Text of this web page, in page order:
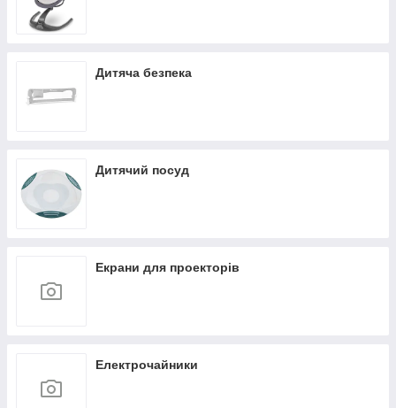
Дитяча безпека
Дитячий посуд
Екрани для проекторів
Електрочайники